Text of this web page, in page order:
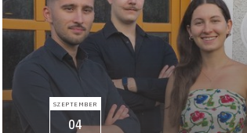
SZEPTEMBER
04